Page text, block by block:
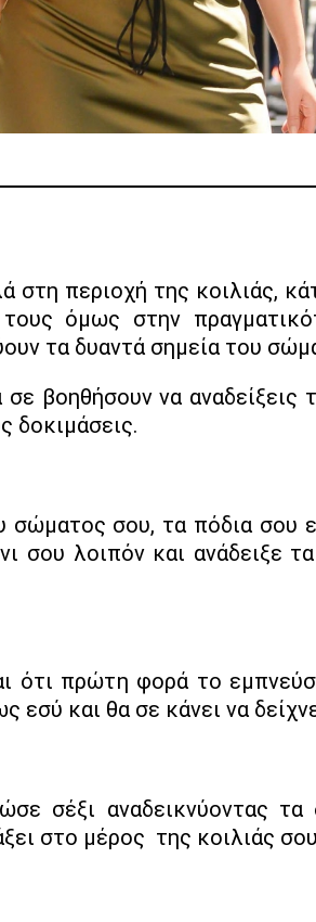
όμως στην
τα δυαντά σημεία του
βοηθήσουν να
δοκιμάσεις.
σου, τα πόδια σου
σου λοιπόν και ανάδειξε
ότι πρώτη φορά το
εσύ και θα σε κάνει να
σέξι αναδεικνύοντας
στο μέρος της κοιλιάς